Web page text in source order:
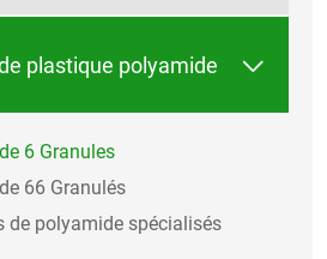
plastique polyamide 
6 Granules
66 Granulés
de polyamide spécialisés